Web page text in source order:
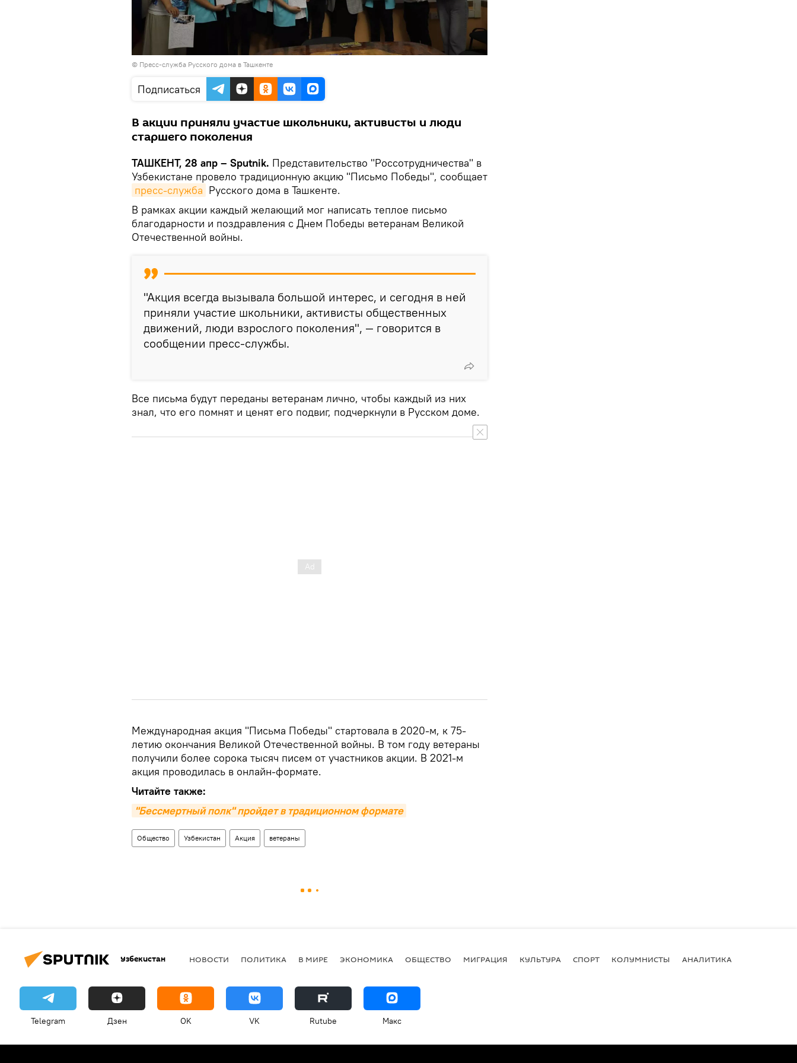
© Пресс-служба Русского дома в Ташкенте
Подписаться
В акции приняли участие школьники, активисты и люди
старшего поколения
ТАШКЕНТ, 28 апр – Sputnik. Представительство "Россотрудничества" в
Узбекистане провело традиционную акцию "Письмо Победы", сообщает
пресс-служба Русского дома в Ташкенте.
В рамках акции каждый желающий мог написать теплое письмо
благодарности и поздравления с Днем Победы ветеранам Великой
Отечественной войны.
"Акция всегда вызывала большой интерес, и сегодня в ней
приняли участие школьники, активисты общественных
движений, люди взрослого поколения", — говорится в
сообщении пресс-службы.
Все письма будут переданы ветеранам лично, чтобы каждый из них
знал, что его помнят и ценят его подвиг, подчеркнули в Русском доме.
Международная акция "Письма Победы" стартовала в 2020-м, к 75-
летию окончания Великой Отечественной войны. В том году ветераны
получили более сорока тысяч писем от участников акции. В 2021-м
акция проводилась в онлайн-формате.
Читайте также:
"Бессмертный полк" пройдет в традиционном формате
Общество Узбекистан Акция ветераны
Узбекистан НОВОСТИ ПОЛИТИКА В МИРЕ ЭКОНОМИКА ОБЩЕСТВО МИГРАЦИЯ КУЛЬТУРА СПОРТ КОЛУМНИСТЫ АНАЛИТИКА
Telegram Дзен OK VK Rutube Макс